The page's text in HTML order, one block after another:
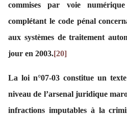
commises par voie
complétant le code pénal
aux systèmes de traitement
jour en 2003.[20]
La loi n°07-03 constitue un
niveau de l’arsenal juridique
infractions imputables à la